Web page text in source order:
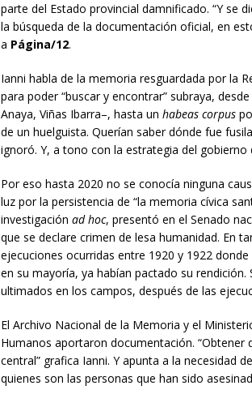
parte del Estado provincial damnificado. “Y se
la búsqueda de la documentación oficial, en
a Página/12.
Ianni habla de la memoria resguardada por la
para poder “buscar y encontrar” subraya,
Anaya, Viñas Ibarra–, hasta un habeas corpus
de un huelguista. Querían saber dónde fue
ignoró. Y, a tono con la estrategia del
Por eso hasta 2020 no se conocía ninguna
luz por la persistencia de “la memoria cívica
investigación ad hoc, presentó en el Senado
que se declare crimen de lesa humanidad. En
ejecuciones ocurridas entre 1920 y 1922
en su mayoría, ya habían pactado su
ultimados en los campos, después de las
El Archivo Nacional de la Memoria y el
Humanos aportaron documentación.
central” grafica Ianni. Y apunta a la necesidad
quienes son las personas que han sido